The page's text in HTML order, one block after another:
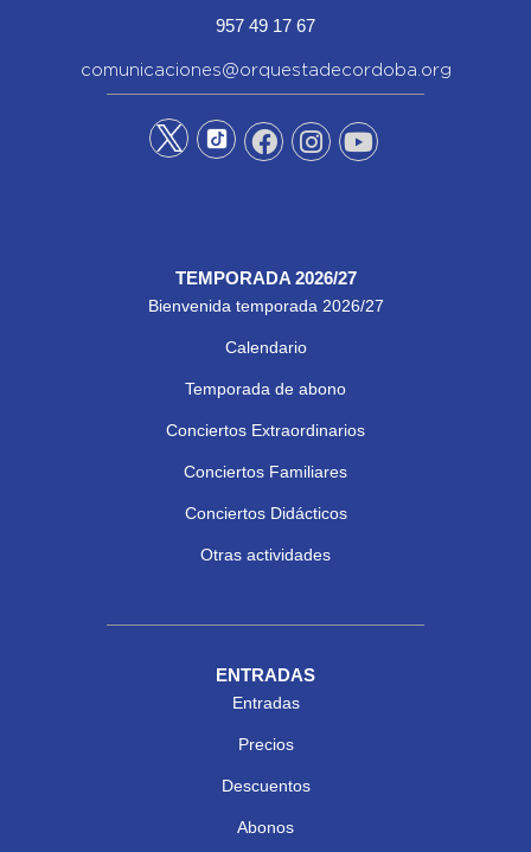
957 49 17 67
comunicaciones@orquestadecordoba.org
TEMPORADA 2026/27
Bienvenida temporada 2026/27
Calendario
Temporada de abono
Conciertos Extraordinarios
Conciertos Familiares
Conciertos Didácticos
Otras actividades
ENTRADAS
Entradas
Precios
Descuentos
Abonos